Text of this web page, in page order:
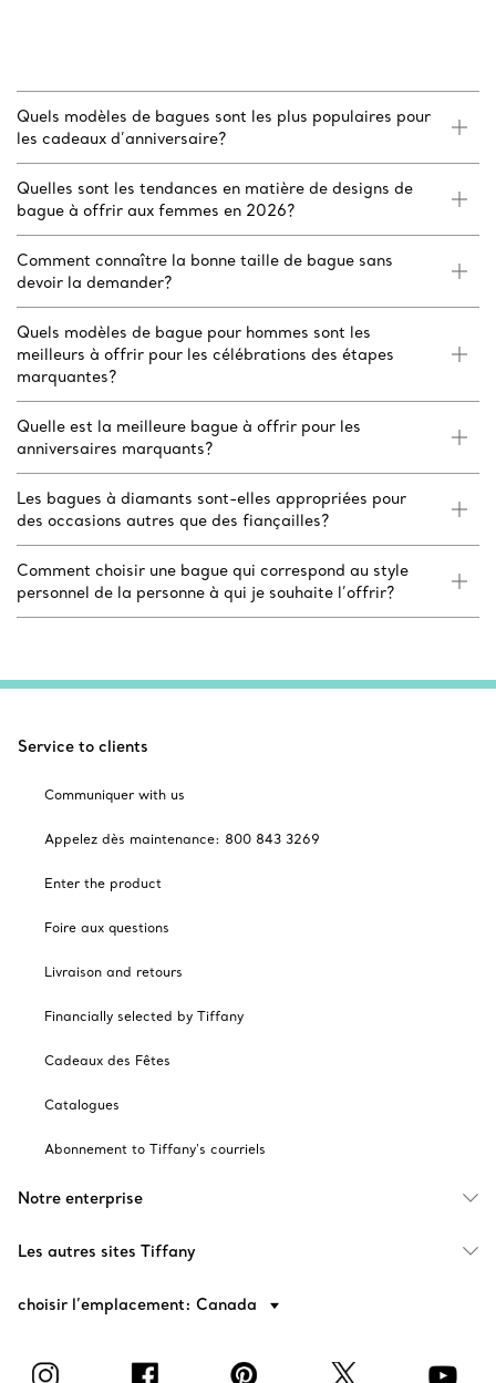
Quels modèles de bagues sont les plus populaires pour
les cadeaux d’anniversaire?
Quelles sont les tendances en matière de designs de
bague à offrir aux femmes en 2026?
Comment connaître la bonne taille de bague sans
devoir la demander?
Quels modèles de bague pour hommes sont les
meilleurs à offrir pour les célébrations des étapes
marquantes?
Quelle est la meilleure bague à offrir pour les
anniversaires marquants?
Les bagues à diamants sont-elles appropriées pour
des occasions autres que des fiançailles?
Comment choisir une bague qui correspond au style
personnel de la personne à qui je souhaite l’offrir?
Service to clients
Communiquer with us
Appelez dès maintenance: 800 843 3269
Enter the product
Foire aux questions
Livraison and retours
Financially selected by Tiffany
Cadeaux des Fêtes
Catalogues
Abonnement to Tiffany's courriels
Notre enterprise
Les autres sites Tiffany
choisir l’emplacement: Canada